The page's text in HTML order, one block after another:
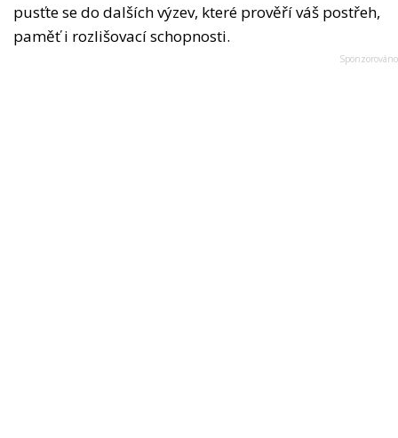
pusťte se do dalších výzev, které prověří váš postřeh,
paměť i rozlišovací schopnosti.